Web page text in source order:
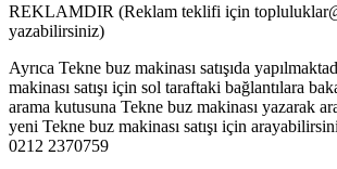
REKLAMDIR (Reklam teklifi için
yazabilirsiniz)
Ayrıca Tekne buz makinası satışıda
makinası satışı için sol taraftaki bağlantılara
arama kutusuna Tekne buz makinası yazarak
yeni Tekne buz makinası satışı için
0212 2370759